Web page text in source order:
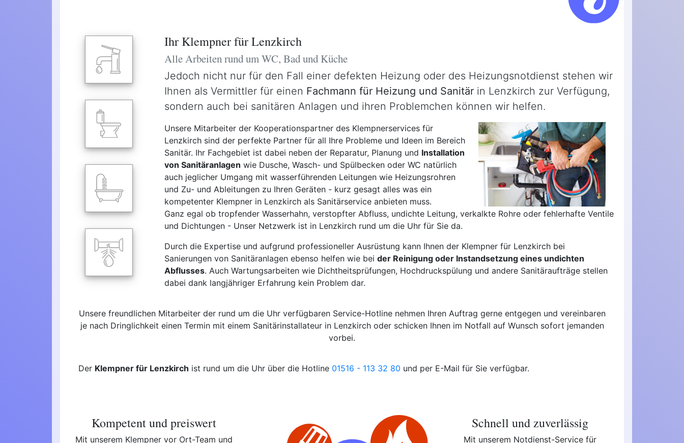
Ihr Klempner für Lenzkirch
Alle Arbeiten rund um WC, Bad und Küche
Jedoch nicht nur für den Fall einer defekten Heizung oder des Heizungsnotdienst stehen wir
Ihnen als Vermittler für einen Fachmann für Heizung und Sanitärin Lenzkirch zur Verfügung,
sondern auch bei sanitären Anlagen und ihren Problemchen können wir helfen.
Unsere Mitarbeiter der Kooperationspartner des Klempnerservices für
Lenzkirch sind der perfekte Partner für all Ihre Probleme und Ideen im Bereich
Sanitär. Ihr Fachgebiet ist dabei neben der Reparatur, Planung und Installation
von Sanitäranlagen wie Dusche, Wasch- und Spülbecken oder WC natürlich
auch jeglicher Umgang mit wasserführenden Leitungen wie Heizungsrohren
und Zu- und Ableitungen zu Ihren Geräten - kurz gesagt alles was ein
kompetenter Klempner in Lenzkirch als Sanitärservice anbieten muss.
Ganz egal ob tropfender Wasserhahn, verstopfter Abfluss, undichte Leitung, verkalkte Rohre oder fehlerhafte Ventile
und Dichtungen - Unser Netzwerk ist in Lenzkirch rund um die Uhr für Sie da.
Durch die Expertise und aufgrund professioneller Ausrüstung kann Ihnen der Klempner für Lenzkirch bei
Sanierungen von Sanitäranlagen ebenso helfen wie bei der Reinigung oder Instandsetzung eines undichten
Abflusses. Auch Wartungsarbeiten wie Dichtheitsprüfungen, Hochdruckspülung und andere Sanitäraufträge stellen
dabei dank langjähriger Erfahrung kein Problem dar.
Unsere freundlichen Mitarbeiter der rund um die Uhr verfügbaren Service-Hotline nehmen Ihren Auftrag gerne entgegen und vereinbaren
je nach Dringlichkeit einen Termin mit einem Sanitärinstallateur in Lenzkirch oder schicken Ihnen im Notfall auf Wunsch sofort jemanden
vorbei.
Der Klempner für Lenzkirch ist rund um die Uhr über die Hotline 01516 - 113 32 80 und per E-Mail für Sie verfügbar.
Kompetent und preiswert
Mit unserem Klempner vor Ort-Team und
Schnell und zuverlässig
Mit unserem Notdienst-Service für